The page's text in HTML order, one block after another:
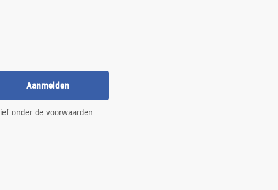
Aanmelden
onder de voorwaarden